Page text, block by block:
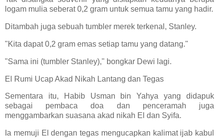
logam mulia seberat 0,2 gram untuk semua tamu yang hadir.
Ditambah juga sebuah tumbler merek terkenal, Stanley.
"Kita dapat 0,2 gram emas setiap tamu yang datang."
"Sama ini (tumbler Stanley)," bongkar Dewi lagi.
El Rumi Ucap Akad Nikah Lantang dan Tegas
Sementara itu, Habib Usman bin Yahya yang didapuk
sebagai pembaca doa dan penceramah juga
menggambarkan suasana akad nikah El dan Syifa.
Ia memuji El dengan tegas mengucapkan kalimat ijab kabul